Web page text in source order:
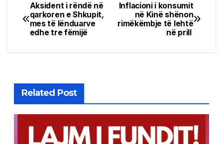
Post
navigation
Inflacioni i konsumit
në Kinë shënon
rimëkëmbje të lehtë
në prill
Aksident i rëndë në
qarkoren e Shkupit,
mes të lënduarve
edhe tre fëmijë
Related Post